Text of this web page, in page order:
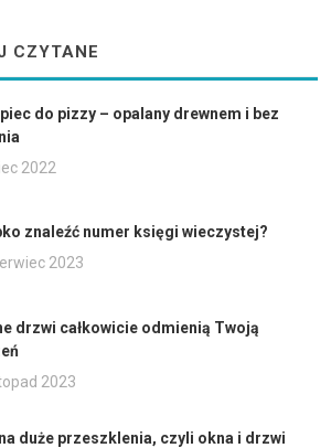
CZYTANE
do pizzy – opalany drewnem i bez
2022
znaleźć numer księgi wieczystej?
2023
drzwi całkowicie odmienią Twoją
2023
duże przeszklenia, czyli okna i drzwi